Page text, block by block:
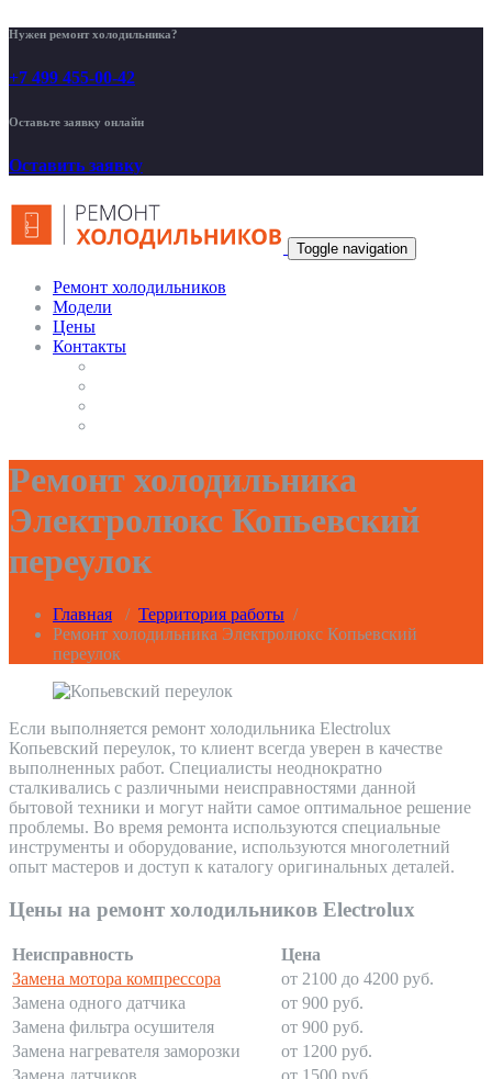
Нужен ремонт холодильника?
+7 499 455-00-42
Оставьте заявку онлайн
Оставить заявку
Toggle navigation
Ремонт холодильников
Модели
Цены
Контакты
Ремонт холодильника
Электролюкс Копьевский
переулок
Главная / Территория работы /
Ремонт холодильника Электролюкс Копьевский
переулок
Если выполняется ремонт холодильника Electrolux
Копьевский переулок, то клиент всегда уверен в качестве
выполненных работ. Специалисты неоднократно
сталкивались с различными неисправностями данной
бытовой техники и могут найти самое оптимальное решение
проблемы. Во время ремонта используются специальные
инструменты и оборудование, используются многолетний
опыт мастеров и доступ к каталогу оригинальных деталей.
Цены на ремонт холодильников Electrolux
Неисправность
Цена
Замена мотора компрессора
от 2100 до 4200 руб.
Замена одного датчика
от 900 руб.
Замена фильтра осушителя
от 900 руб.
Замена нагревателя заморозки
от 1200 руб.